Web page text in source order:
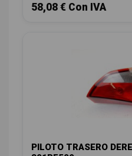
58,08 € Con IVA
PILOTO TRASERO